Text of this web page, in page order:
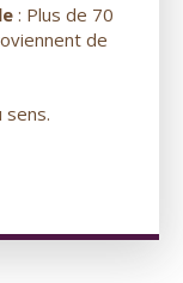
: Plus de 70
de
sens.